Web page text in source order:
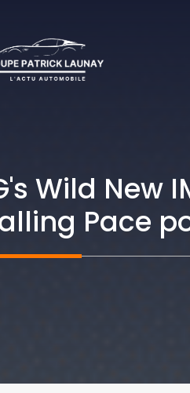
Wild New
Pace